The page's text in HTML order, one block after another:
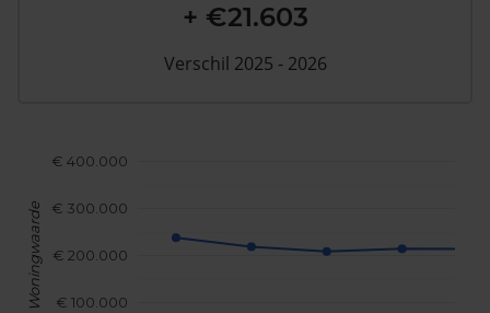
€ 100.000
€ 200.000
€ 300.000
€ 400.000
Woningwaarde
+ €21.603
Verschil 2025 - 2026